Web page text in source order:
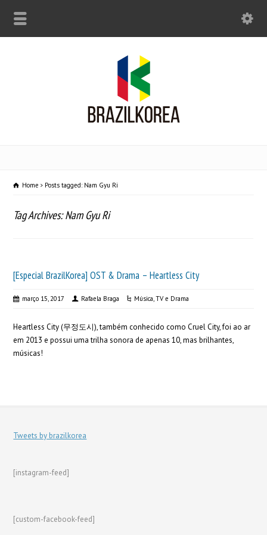
Home Posts tagged: Nam Gyu Ri
Tag Archives: Nam Gyu Ri
[Especial BrazilKorea] OST & Drama – Heartless City
março 15, 2017 Rafaela Braga Música,TV e Drama
Heartless City (무정도시), também conhecido como Cruel City, foi ao ar
em 2013 e possui uma trilha sonora de apenas 10, mas brilhantes,
músicas!
Tweets by brazilkorea
[instagram-feed]
[custom-facebook-feed]